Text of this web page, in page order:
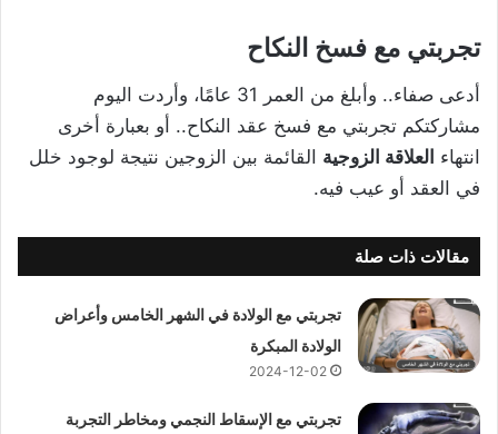
تجربتي مع فسخ النكاح
أدعى صفاء.. وأبلغ من العمر 31 عامًا، وأردت اليوم
مشاركتكم تجربتي مع فسخ عقد النكاح.. أو بعبارة أخرى
انتهاء العلاقة الزوجية القائمة بين الزوجين نتيجة لوجود خلل
في العقد أو عيب فيه.
مقالات ذات صلة
تجربتي مع الولادة في الشهر الخامس وأعراض
الولادة المبكرة
2024-12-02
تجربتي مع الإسقاط النجمي ومخاطر التجربة